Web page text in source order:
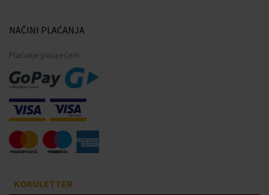
NAČINI PLAĆANJA
Plaćanje pouzećem
KOKULETTER